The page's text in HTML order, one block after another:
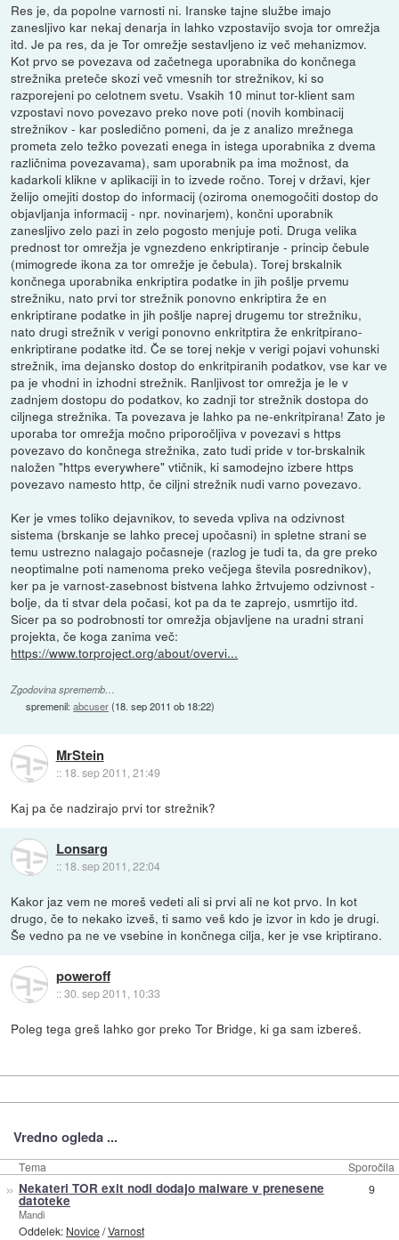
Res je, da popolne varnosti ni. Iranske tajne službe imajo
zanesljivo kar nekaj denarja in lahko vzpostavijo svoja tor omrežja
itd. Je pa res, da je Tor omrežje sestavljeno iz več mehanizmov.
Kot prvo se povezava od začetnega uporabnika do končnega
strežnika preteče skozi več vmesnih tor strežnikov, ki so
razporejeni po celotnem svetu. Vsakih 10 minut tor-klient sam
vzpostavi novo povezavo preko nove poti (novih kombinacij
strežnikov - kar posledično pomeni, da je z analizo mrežnega
prometa zelo težko povezati enega in istega uporabnika z dvema
različnima povezavama), sam uporabnik pa ima možnost, da
kadarkoli klikne v aplikaciji in to izvede ročno. Torej v državi, kjer
želijo omejiti dostop do informacij (oziroma onemogočiti dostop do
objavljanja informacij - npr. novinarjem), končni uporabnik
zanesljivo zelo pazi in zelo pogosto menjuje poti. Druga velika
prednost tor omrežja je vgnezdeno enkriptiranje - princip čebule
(mimogrede ikona za tor omrežje je čebula). Torej brskalnik
končnega uporabnika enkriptira podatke in jih pošlje prvemu
strežniku, nato prvi tor strežnik ponovno enkriptira že en
enkriptirane podatke in jih pošlje naprej drugemu tor strežniku,
nato drugi strežnik v verigi ponovno enkritptira že enkritpirano-
enkriptirane podatke itd. Če se torej nekje v verigi pojavi vohunski
strežnik, ima dejansko dostop do enkritpiranih podatkov, vse kar ve
pa je vhodni in izhodni strežnik. Ranljivost tor omrežja je le v
zadnjem dostopu do podatkov, ko zadnji tor strežnik dostopa do
ciljnega strežnika. Ta povezava je lahko pa ne-enkritpirana! Zato je
uporaba tor omrežja močno priporočljiva v povezavi s https
povezavo do končnega strežnika, zato tudi pride v tor-brskalnik
naložen "https everywhere" vtičnik, ki samodejno izbere https
povezavo namesto http, če ciljni strežnik nudi varno povezavo.
Ker je vmes toliko dejavnikov, to seveda vpliva na odzivnost
sistema (brskanje se lahko precej upočasni) in spletne strani se
temu ustrezno nalagajo počasneje (razlog je tudi ta, da gre preko
neoptimalne poti namenoma preko večjega števila posrednikov),
ker pa je varnost-zasebnost bistvena lahko žrtvujemo odzivnost -
bolje, da ti stvar dela počasi, kot pa da te zaprejo, usmrtijo itd.
Sicer pa so podrobnosti tor omrežja objavljene na uradni strani
projekta, če koga zanima več:
https://www.torproject.org/about/overvi...
Zgodovina sprememb…
spremenil:abcuser(18. sep 2011 ob 18:22)
MrStein
:: 18. sep 2011, 21:49
Kaj pa če nadzirajo prvi tor strežnik?
Lonsarg
:: 18. sep 2011, 22:04
Kakor jaz vem ne moreš vedeti ali si prvi ali ne kot prvo. In kot
drugo, če to nekako izveš, ti samo veš kdo je izvor in kdo je drugi.
Še vedno pa ne ve vsebine in končnega cilja, ker je vse kriptirano.
poweroff
::30. sep 2011, 10:33
Poleg tega greš lahko gor preko Tor Bridge, ki ga sam izbereš.
Vredno ogleda ...
Tema Sporočila
» Nekateri TOR exit nodi dodajo malware v prenesene
datoteke
Mandi
Oddelek: Novice/Varnost
9